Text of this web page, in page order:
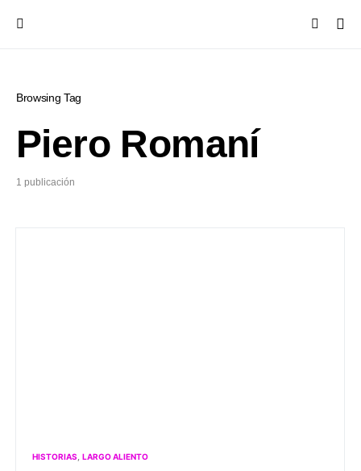
Browsing Tag
Piero Romaní
1 publicación
HISTORIAS LARGO ALIENTO